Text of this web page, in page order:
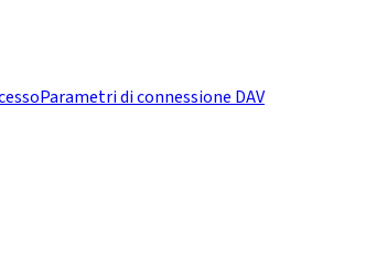
Parametri di connessione DAV